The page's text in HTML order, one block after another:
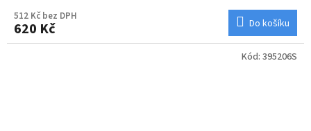
512 Kč bez DPH
620 Kč Do košíku
Kód: 395206S